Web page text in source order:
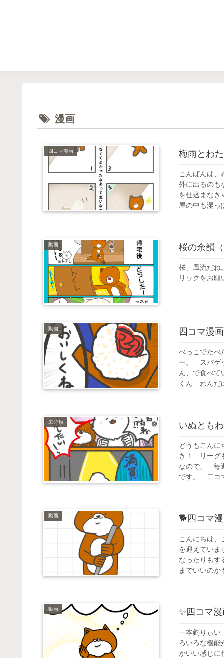
漫画
四コマ漫画 梅雨とわ
こんばんは、
外に出るのも
を仕込まなき
屋の中も湿っ
動画 桜の余韻
桜、風流だね
リックをお
動画 四コマ漫
べっこでたべ
ー。 スパゲ
ん、で食べ
くん わんだ
未分類 いぬとも
どうもこん
き！ リーグ
なので、 毎
です。 二コ
動画 🐕四コマ
こんにちは
を迎えてい
なったりも
までいいのか
動画 ✨四コマ
一本釣りぃ
ろいろな機
かいい感じ